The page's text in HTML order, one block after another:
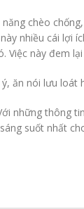
chèo
nhiều cái
này đem
ăn nói lưu
những thông
suốt nhất